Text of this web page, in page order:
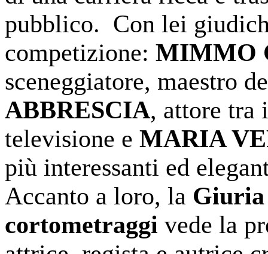
pubblico. Con lei
competizione: MIMMO
sceneggiatore, maestro
ABBRESCIA, attore tra
televisione e MARIA
più interessanti ed
Accanto a loro, la Giuria
cortometraggi vede la